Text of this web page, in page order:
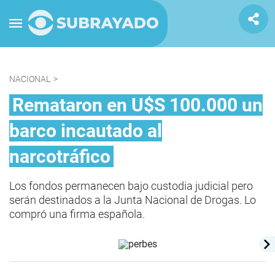
NACIONAL >
Remataron en U$S 100.000 un
barco incautado al
narcotráfico
Los fondos permanecen bajo custodia judicial pero
serán destinados a la Junta Nacional de Drogas. Lo
compró una firma española.